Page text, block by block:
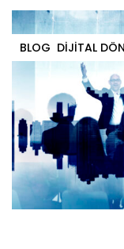
BLOG DIJITAL